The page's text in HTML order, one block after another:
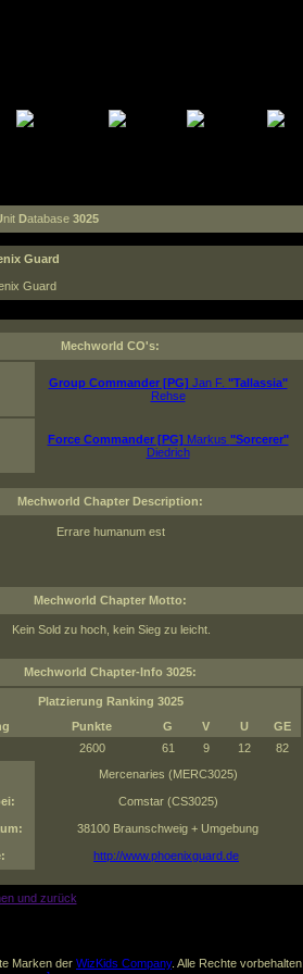
nit Database 3025
Guard
Guard
Mechworld CO's:
Group Commander [PG] Jan F. "Tallassia"
Rehse
Force Commander [PG] Markus "Sorcerer"
Diedrich
Mechworld Chapter Description:
Errare humanum est
Mechworld Chapter Motto:
Kein Sold zu hoch, kein Sieg zu leicht.
Mechworld Chapter-Info 3025:
Platzierung Ranking 3025
Punkte G V U
GE
2600 61 9 12
82
Mercenaries (MERC3025)
Comstar (CS3025)
38100 Braunschweig + Umgebung
http://www.phoenixguard.de
und zurück
Marken der WizKids Company. Alle Rechte vorbehalten.